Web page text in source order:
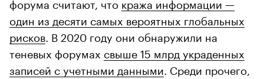
один из десяти самых вероятных глобальных
рисков . В 2020 году они обнаружили на
теневых форумах свыше 15 млрд украденных
записей с учетными данными . Среди прочего,